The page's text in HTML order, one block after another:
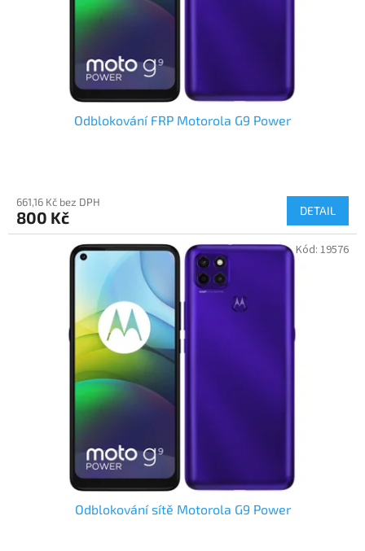
Odblokování FRP Motorola G9 Power
661,16 Kč bez DPH
800 Kč DETAIL
Odblokování sítě Motorola G9 Power
Kód: 19576